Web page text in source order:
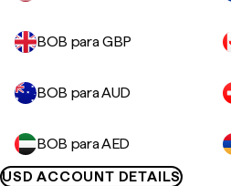
BOB para GBP
BOB para AUD
BOB para AED
USD ACCOUNT DETAILS